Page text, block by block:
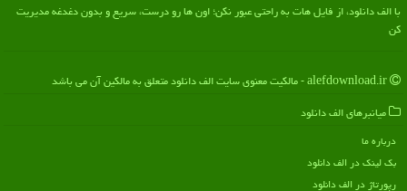
با الف دانلود، از فایل هات به راحتی عبور نکن؛ اون ها رو درست، سریع و بدون دغدغه مدیریت
کن
میانبرهای الف دانلود
درباره ما
بک لینک در الف دانلود
رپورتاژ در الف دانلود